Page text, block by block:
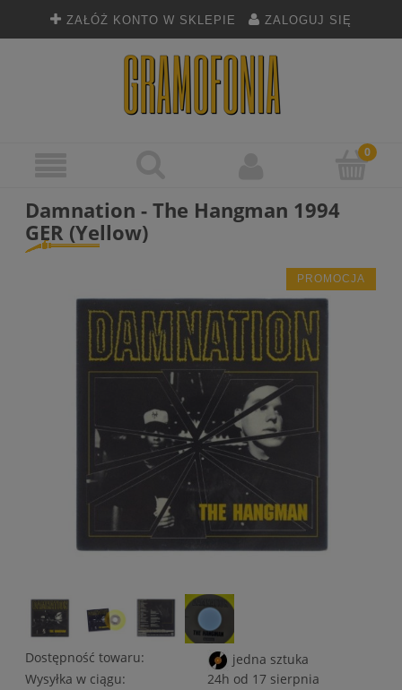
ZAŁÓŻ KONTO W SKLEPIE ZALOGUJ SIĘ
Damnation - The Hangman 1994
GER (Yellow)
PROMOCJA
Dostępność towaru:
jedna sztuka
Wysyłka w ciągu:
24h od 17 sierpnia